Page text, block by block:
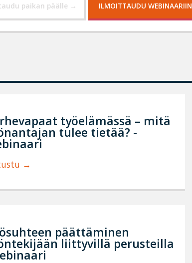
paikan päälle ILMOITTAUDU WEBINAARIIN
työelämässä – mitä
tulee tietää? -
päättäminen
liittyvillä perusteilla